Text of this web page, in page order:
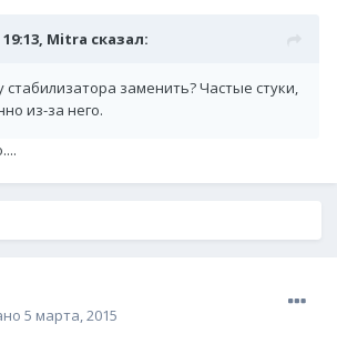
19:13, Mitra сказал:
стабилизатора заменить? Частые стуки,
из-за него.
5 марта, 2015